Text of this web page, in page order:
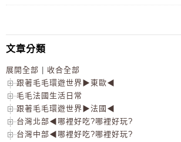
文章分類
展開全部
收合全部
跟著毛毛環遊世界▶東歐◀
毛毛法國生活日常
跟著毛毛環遊世界▶法國◀
台灣北部◀哪裡好吃?哪裡好玩?
台灣中部◀哪裡好吃?哪裡好玩?